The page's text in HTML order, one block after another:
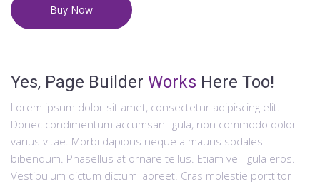
Buy Now
Yes, Page Builder Works Here Too!
Lorem ipsum dolor sit amet, consectetur adipiscing elit.
Donec condimentum accumsan ligula, non commodo dolor
varius vitae. Morbi dapibus neque a mauris sodales
bibendum. Phasellus at ornare tellus. Etiam vel ligula eros.
Vestibulum dictum dictum laoreet. Cras molestie porttitor